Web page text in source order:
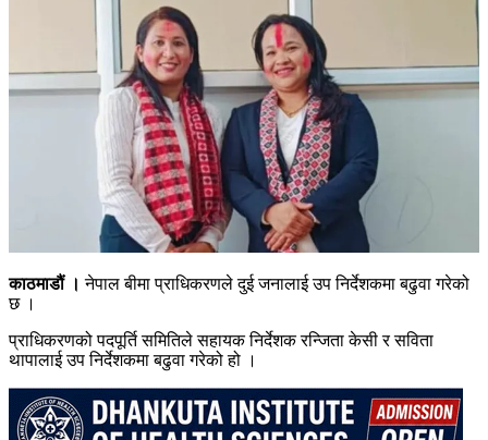
काठमाडौं । नेपाल बीमा प्राधिकरणले दुई जनालाई उप निर्देशकमा बढुवा गरेको
छ ।
प्राधिकरणको पदपूर्ति समितिले सहायक निर्देशक रन्जिता केसी र सविता
थापालाई उप निर्देशकमा बढुवा गरेको हो ।